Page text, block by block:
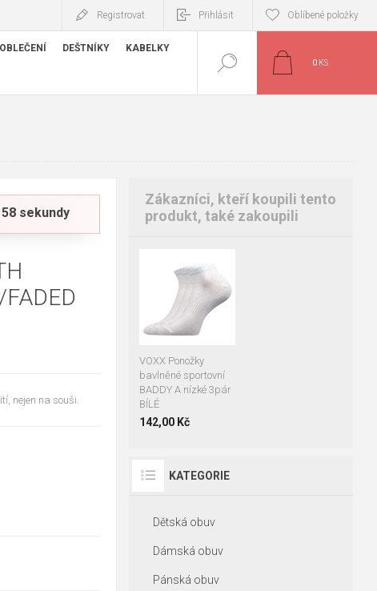
Registrovat Přihlásit Oblíbené položky
OBLEČENÍ DEŠTNÍKY KABELKY
0 KS
sekundy
nejen na souši.
Zákazníci, kteří koupili tento
produkt, také zakoupili
VOXX Ponožky
bavlněné sportovní
BADDY A nízké 3pár
BÍLÉ
142,00 Kč
39-42
43-46
KATEGORIE
Dětská obuv
Dámská obuv
Pánská obuv